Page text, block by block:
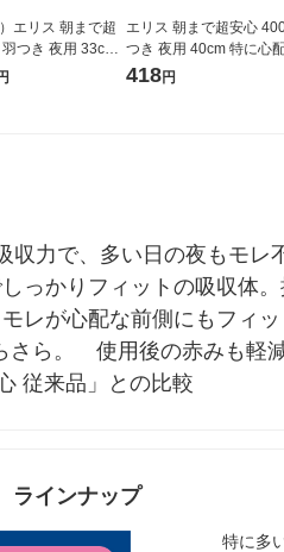
）エリス 朝まで超
つき 夜用 33cm
の夜用 ナプキン
エリス 朝まで超安心
つき 夜用 40cm 特に心
夜用 ナプキン 1個（10枚
418円
力で、多い日の夜もモレ
っかりフィットの吸収体
レが心配な前側にもフィ
さら。　使用後の赤みも
従来品」との比較
インナップ
特に多